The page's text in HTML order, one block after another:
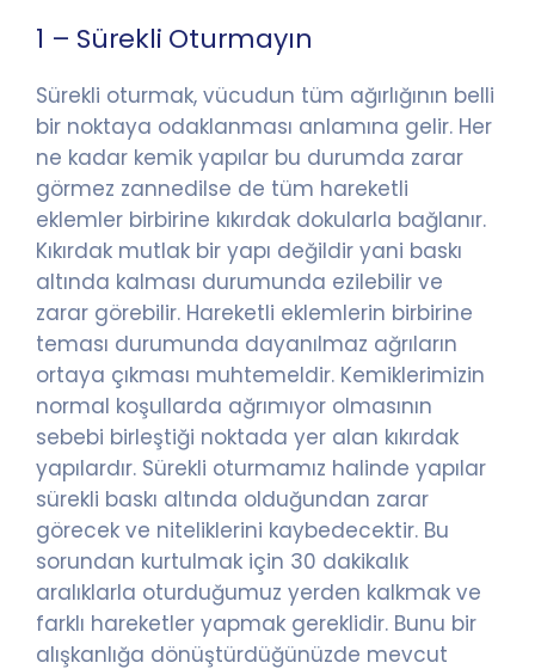
1 – Sürekli Oturmayın
Sürekli oturmak, vücudun tüm ağırlığının belli
bir noktaya odaklanması anlamına gelir. Her
ne kadar kemik yapılar bu durumda zarar
görmez zannedilse de tüm hareketli
eklemler birbirine kıkırdak dokularla bağlanır.
Kıkırdak mutlak bir yapı değildir yani baskı
altında kalması durumunda ezilebilir ve
zarar görebilir. Hareketli eklemlerin birbirine
teması durumunda dayanılmaz ağrıların
ortaya çıkması muhtemeldir. Kemiklerimizin
normal koşullarda ağrımıyor olmasının
sebebi birleştiği noktada yer alan kıkırdak
yapılardır. Sürekli oturmamız halinde yapılar
sürekli baskı altında olduğundan zarar
görecek ve niteliklerini kaybedecektir. Bu
sorundan kurtulmak için 30 dakikalık
aralıklarla oturduğumuz yerden kalkmak ve
farklı hareketler yapmak gereklidir. Bunu bir
alışkanlığa dönüştürdüğünüzde mevcut